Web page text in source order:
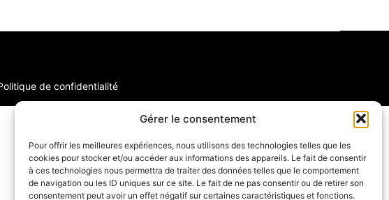
Gérer le consentement
Pour offrir les meilleures expériences, nous utilisons des technologies telles que les
cookies pour stocker et/ou accéder aux informations des appareils. Le fait de consentir
à ces technologies nous permettra de traiter des données telles que le comportement
de navigation ou les ID uniques sur ce site. Le fait de ne pas consentir ou de retirer son
consentement peut avoir un effet négatif sur certaines caractéristiques et fonctions.
de confidentialité